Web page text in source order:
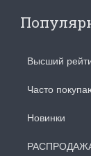
Высший
Часто
Новинки